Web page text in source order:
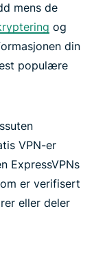
mens de
og
din
populære
VPN-er
ExpressVPNs
er verifisert
eller deler